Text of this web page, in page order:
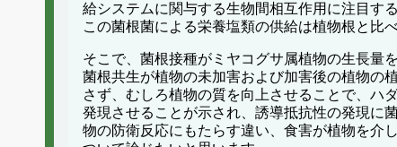
給システムに関与する生物間相互作用に注目す
この菌根菌による栄養塩類の供給は植物根と比
そこで、菌根接種がミヤコグサ属植物の生長量
菌根共生が植物の未加害および加害後の植物の
さず、むしろ植物の質を向上させることで、ハ
発現させることが示され、誘導抵抗性の発現に
物の防衛反応にもたらす違い、食害が植物を介